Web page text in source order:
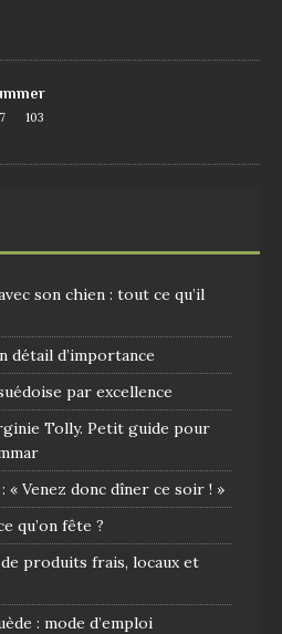
103
son chien : tout ce qu’il
détail d’importance
par excellence
Tolly. Petit guide pour
« Venez donc dîner ce soir ! »
qu’on fête ?
produits frais, locaux et
: mode d’emploi